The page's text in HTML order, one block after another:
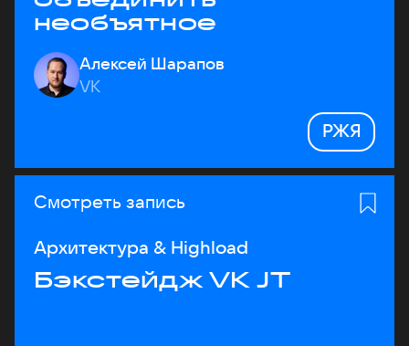
необъятное
Алексей Шарапов
VK
РЖЯ
Смотреть запись
Архитектура & Highload
Бэкстейдж VK JT